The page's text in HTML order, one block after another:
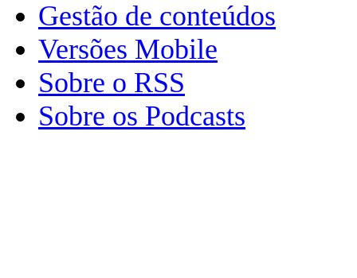
Gestão de conteúdos
Versões Mobile
Sobre o RSS
Sobre os Podcasts